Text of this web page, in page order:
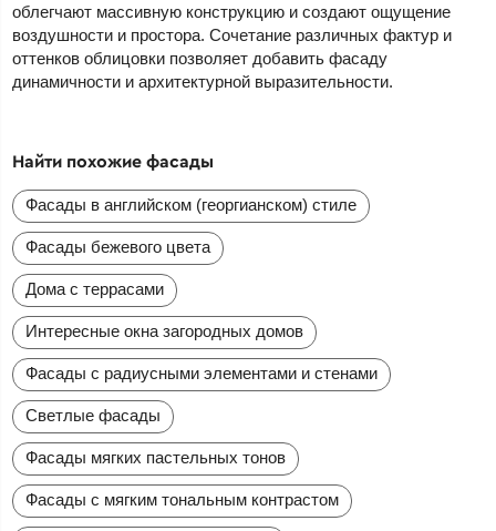
облегчают массивную конструкцию и создают ощущение
воздушности и простора. Сочетание различных фактур и
оттенков облицовки позволяет добавить фасаду
динамичности и архитектурной выразительности.
Найти похожие фасады
Фасады в английском (георгианском) стиле
Фасады бежевого цвета
Дома с террасами
Интересные окна загородных домов
Фасады с радиусными элементами и стенами
Светлые фасады
Фасады мягких пастельных тонов
Фасады с мягким тональным контрастом